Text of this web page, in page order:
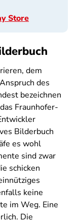
Store
dem
des
bezeichnen
Fraunhofer-
Bilderbuch
es wohl
sind zwar
schicken
keine
im Weg. Eine
Die